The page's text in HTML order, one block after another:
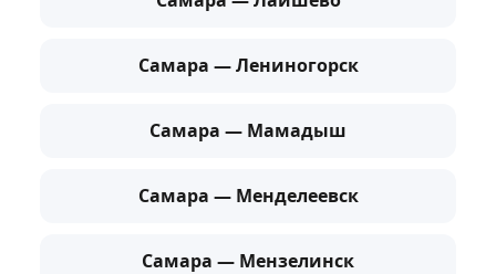
Самара — Лениногорск
Самара — Мамадыш
Самара — Менделеевск
Самара — Мензелинск